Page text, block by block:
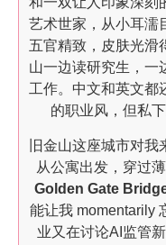
艺术世家，从小耳濡
五官精致，皮肤光滑
山一边读研究生，一
工作。中文和英文都
的职业风，但私
旧金山这座城市对
从公寓出发，穿过
Golden Gate
能让我 momentarily
业又在讨论AI监管